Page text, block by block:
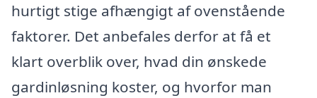
hurtigt stige afhængigt af ovenstående
faktorer. Det anbefales derfor at få et
klart overblik over, hvad din ønskede
gardinløsning koster, og hvorfor man